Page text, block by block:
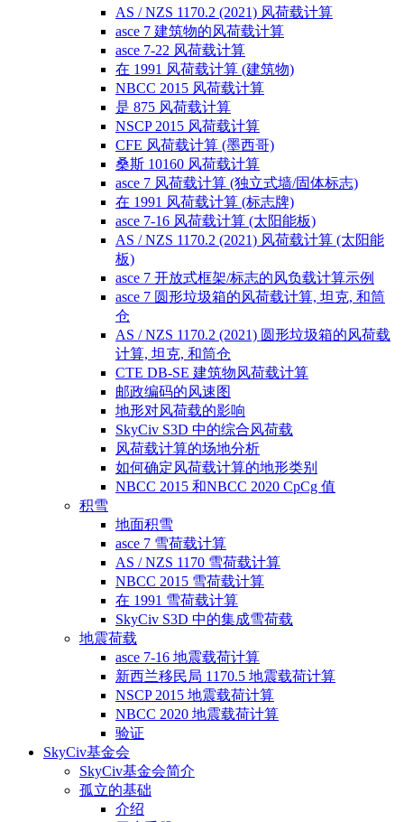
AS / NZS 1170.2 (2021) 风荷载计算
asce 7 建筑物的风荷载计算
asce 7-22 风荷载计算
在 1991 风荷载计算 (建筑物)
NBCC 2015 风荷载计算
是 875 风荷载计算
NSCP 2015 风荷载计算
CFE 风荷载计算 (墨西哥)
桑斯 10160 风荷载计算
asce 7 风荷载计算 (独立式墙/固体标志)
在 1991 风荷载计算 (标志牌)
asce 7-16 风荷载计算 (太阳能板)
AS / NZS 1170.2 (2021) 风荷载计算 (太阳能
板)
asce 7 开放式框架/标志的风负载计算示例
asce 7 圆形垃圾箱的风荷载计算, 坦克, 和筒
仓
AS / NZS 1170.2 (2021) 圆形垃圾箱的风荷载
计算, 坦克, 和筒仓
CTE DB-SE 建筑物风荷载计算
邮政编码的风速图
地形对风荷载的影响
SkyCiv S3D 中的综合风荷载
风荷载计算的场地分析
如何确定风荷载计算的地形类别
NBCC 2015 和NBCC 2020 CpCg 值
积雪
地面积雪
asce 7 雪荷载计算
AS / NZS 1170 雪荷载计算
NBCC 2015 雪荷载计算
在 1991 雪荷载计算
SkyCiv S3D 中的集成雪荷载
地震荷载
asce 7-16 地震载荷计算
新西兰移民局 1170.5 地震载荷计算
NSCP 2015 地震载荷计算
NBCC 2020 地震载荷计算
验证
SkyCiv基金会
SkyCiv基金会简介
孤立的基础
介绍